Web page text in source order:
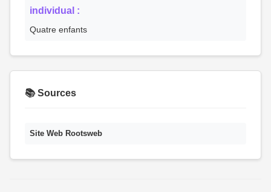
individual :
Quatre enfants
📚 Sources
Site Web Rootsweb